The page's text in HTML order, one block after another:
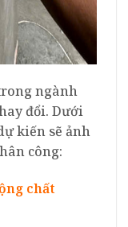
ngành
đổi. Dưới
kiến sẽ ảnh
công:
chất